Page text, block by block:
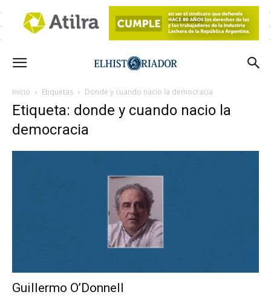
Inicio Etiquetas Donde y cuando nacio la democracia
Etiqueta: donde y cuando nacio la
democracia
Guillermo O’Donnell